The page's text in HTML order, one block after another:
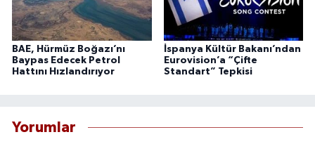
BAE, Hürmüz Boğazı’nı
Baypas Edecek Petrol
Hattını Hızlandırıyor
İspanya Kültür Bakanı’ndan
Eurovision’a “Çifte
Standart” Tepkisi
Yorumlar